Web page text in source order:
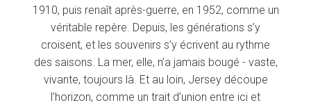
1910, puis renaît après-guerre, en 1952, comme un
véritable repère. Depuis, les générations s’y
croisent, et les souvenirs s’y écrivent au rythme
des saisons. La mer, elle, n’a jamais bougé - vaste,
vivante, toujours là. Et au loin, Jersey découpe
l’horizon, comme un trait d’union entre ici et